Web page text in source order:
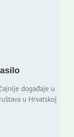
događaje u
u Hrvatskoj